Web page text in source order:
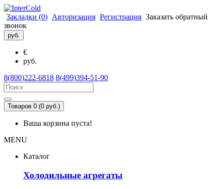
Закладки (0) Авторизация Регистрация Заказать обратный
звонок
руб.
€
руб.
8(800)222-6818 8(499)394-51-90
Товаров 0 (0 руб.)
Ваша корзина пуста!
MENU
Каталог
Холодильные агрегаты